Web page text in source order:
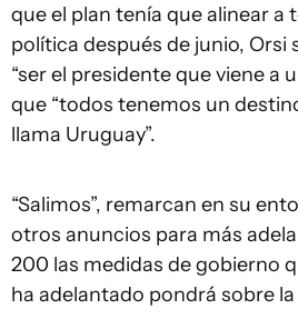
que el plan tenía que alinear a
política después de junio, Orsi
“ser el presidente que viene a
que “todos tenemos un
llama Uruguay”.
“Salimos”, remarcan en su
otros anuncios para más
200 las medidas de gobierno
ha adelantado pondrá sobre la